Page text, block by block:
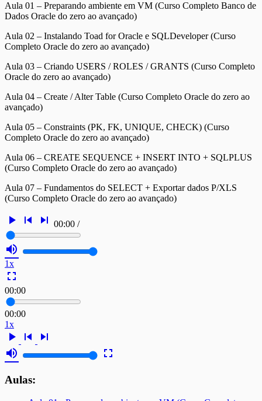
Aula 01 – Preparando ambiente em VM (Curso Completo Banco de
Dados Oracle do zero ao avançado)
Aula 02 – Instalando Toad for Oracle e SQLDeveloper (Curso
Completo Oracle do zero ao avançado)
Aula 03 – Criando USERS / ROLES / GRANTS (Curso Completo
Oracle do zero ao avançado)
Aula 04 – Create / Alter Table (Curso Completo Oracle do zero ao
avançado)
Aula 05 – Constraints (PK, FK, UNIQUE, CHECK) (Curso
Completo Oracle do zero ao avançado)
Aula 06 – CREATE SEQUENCE + INSERT INTO + SQLPLUS
(Curso Completo Oracle do zero ao avançado)
Aula 07 – Fundamentos do SELECT + Exportar dados P/XLS
(Curso Completo Oracle do zero ao avançado)
play_arrow skip_previous skip_next 00:00 /
volume_up
1x
fullscreen
00:00
00:00
1x
play_arrow skip_previous
skip_next
volume_up
fullscreen
Aulas: